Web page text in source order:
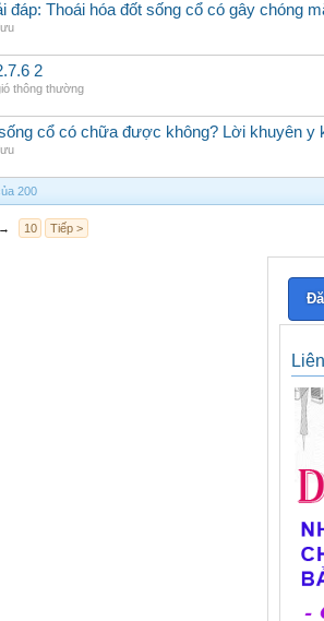
đáp: Thoái hóa đốt sống cổ có gây chóng
2
thông thường
cổ có chữa được không? Lời khuyên y
200
→ 10 Tiếp >